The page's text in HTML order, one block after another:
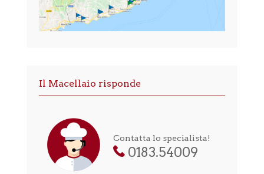
Il Macellaio risponde
Contatta lo specialista!
0183.54009